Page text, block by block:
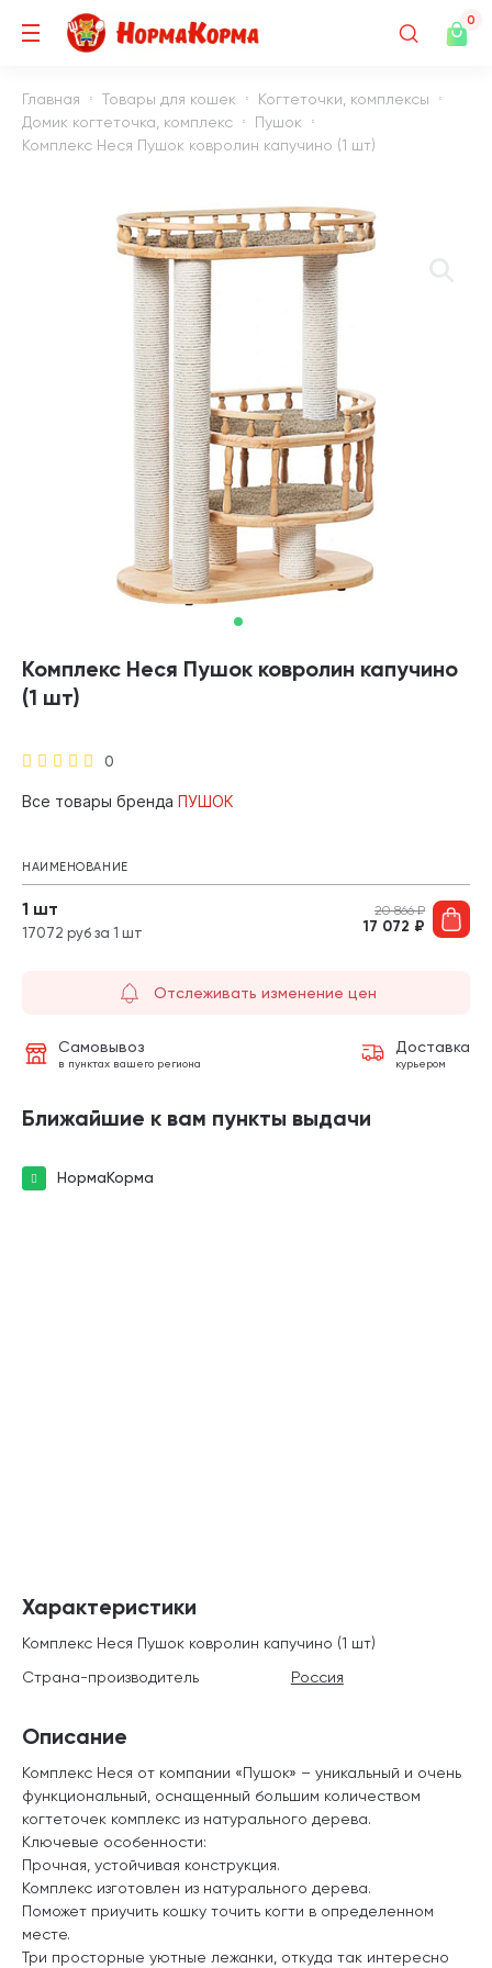
0
Главная Товары для кошек
Когтеточки, комплексы
Домик когтеточка, комплекс
Пушок
Комплекс Неся Пушок ковролин капучино (1 шт)
Комплекс Неся Пушок ковролин капучино
(1 шт)
0
Все товары бренда ПУШОК
НАИМЕНОВАНИЕ
1 шт
17072 руб за 1 шт
20 866₽
17 072 ₽
Отслеживать изменение цен
Самовывоз
в пунктах вашего региона
Доставка
курьером
Ближайшие к вам пункты выдачи
НормаКорма
Описание
Комплекс Неся от компании «Пушок» – уникальный и очень
функциональный, оснащенный большим количеством
когтеточек комплекс из натурального дерева.
Ключевые особенности:
Прочная, устойчивая конструкция.
Комплекс изготовлен из натурального дерева.
Поможет приучить кошку точить когти в определенном
месте.
Три просторные уютные лежанки, откуда так интересно
Характеристики
Комплекс Неся Пушок ковролин капучино (1 шт)
Страна-производитель
Россия